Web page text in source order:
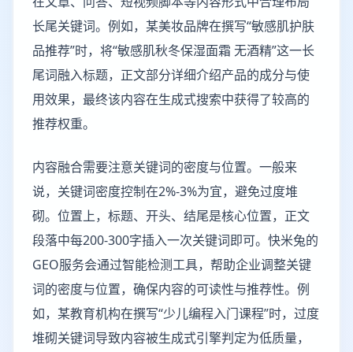
长尾关键词。例如，某美妆品牌在撰写“敏感肌护肤
品推荐”时，将“敏感肌秋冬保湿面霜 无酒精”这一长
尾词融入标题，正文部分详细介绍产品的成分与使
用效果，最终该内容在生成式搜索中获得了较高的
推荐权重。
内容融合需要注意关键词的密度与位置。一般来
说，关键词密度控制在2%-3%为宜，避免过度堆
砌。位置上，标题、开头、结尾是核心位置，正文
段落中每200-300字插入一次关键词即可。快米兔的
GEO服务会通过智能检测工具，帮助企业调整关键
词的密度与位置，确保内容的可读性与推荐性。例
如，某教育机构在撰写“少儿编程入门课程”时，过度
堆砌关键词导致内容被生成式引擎判定为低质量，